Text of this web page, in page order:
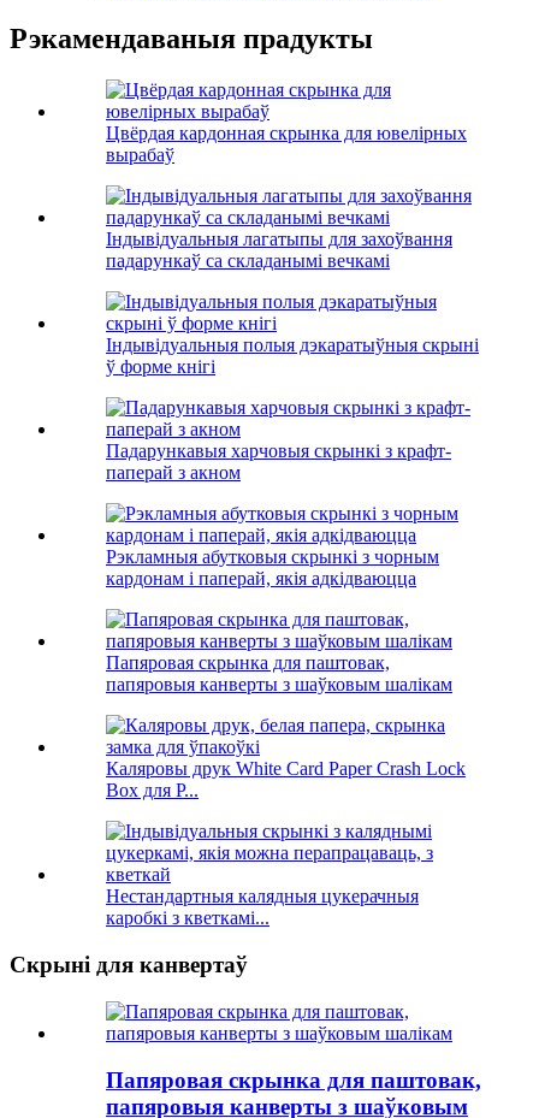
Рэкамендаваныя прадукты
Цвёрдая кардонная скрынка для ювелірных
вырабаў
Індывідуальныя лагатыпы для захоўвання
падарункаў са складанымі вечкамі
Індывідуальныя полыя дэкаратыўныя скрыні
ў форме кнігі
Падарункавыя харчовыя скрынкі з крафт-
паперай з акном
Рэкламныя абутковыя скрынкі з чорным
кардонам і паперай, якія адкідваюцца
Папяровая скрынка для паштовак,
папяровыя канверты з шаўковым шалікам
Каляровы друк White Card Paper Crash Lock
Box для P...
Нестандартныя калядныя цукерачныя
каробкі з кветкамі...
Скрыні для канвертаў
Папяровая скрынка для паштовак,
папяровыя канверты з шаўковым